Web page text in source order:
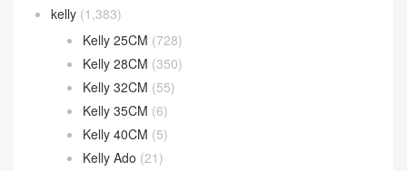
Halzan 25cm
Halzan 31cm(7)
Halzan Mini (30)
Herbag(28)
In the-loop (14)
Jige Elan(44)
Jypsiere(9)